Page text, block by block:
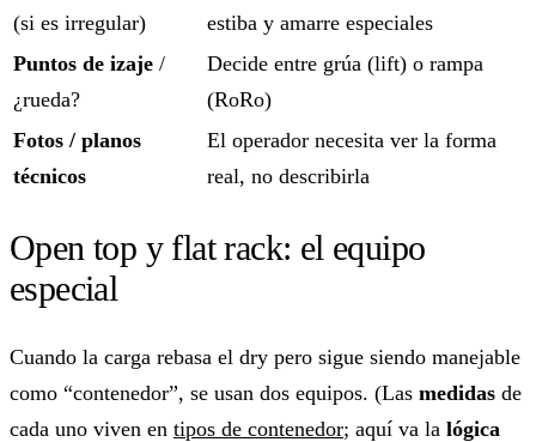
(si es irregular)
estiba y amarre especiales
Puntos de izaje /
¿rueda?
Decide entre grúa (lift) o rampa
(RoRo)
Fotos / planos
técnicos
El operador necesita ver la forma
real, no describirla
Open top y flat rack: el equipo
especial
Cuando la carga rebasa el dry pero sigue siendo manejable
como “contenedor”, se usan dos equipos. (Las medidas de
cada uno viven en tipos de contenedor; aquí va la lógica